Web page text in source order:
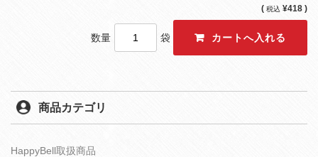
( 税込 ¥418 )
数量 袋
商品カテゴリ
HappyBell取扱商品